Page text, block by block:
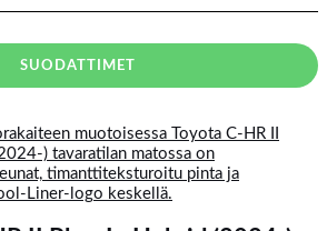
SUODATTIMET